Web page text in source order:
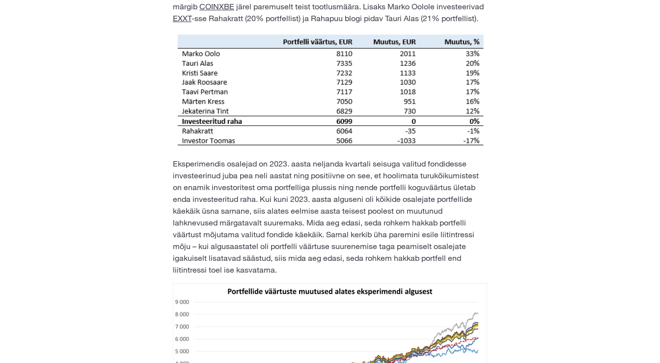
märgib COINXBE järel paremuselt teist tootlusmäära. Lisaks Marko Oolole investeerivad
EXXT-sse Rahakratt (20% portfellist) ja Rahapuu blogi pidav Tauri Alas (21% portfellist).
Eksperimendis osalejad on 2023. aasta neljanda kvartali seisuga valitud fondidesse
investeerinud juba pea neli aastat ning positiivne on see, et hoolimata turukõikumistest
on enamik investoritest oma portfelliga plussis ning nende portfelli koguväärtus ületab
enda investeeritud raha. Kui kuni 2023. aasta alguseni oli kõikide osalejate portfellide
käekäik üsna sarnane, siis alates eelmise aasta teisest poolest on muutunud
lahknevused märgatavalt suuremaks. Mida aeg edasi, seda rohkem hakkab portfelli
väärtust mõjutama valitud fondide käekäik. Samal kerkib üha paremini esile liitintressi
mõju – kui algusaastatel oli portfelli väärtuse suurenemise taga peamiselt osalejate
igakuiselt lisatavad säästud, siis mida aeg edasi, seda rohkem hakkab portfell end
liitintressi toel ise kasvatama.